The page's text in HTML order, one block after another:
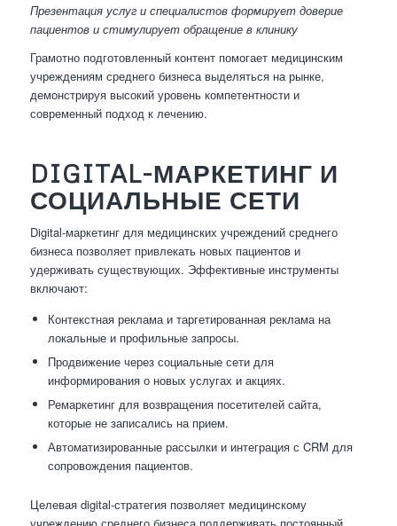
Презентация услуг и специалистов формирует доверие
пациентов и стимулирует обращение в клинику
Грамотно подготовленный контент помогает медицинским
учреждениям среднего бизнеса выделяться на рынке,
демонстрируя высокий уровень компетентности и
современный подход к лечению.
DIGITAL-МАРКЕТИНГ И
СОЦИАЛЬНЫЕ СЕТИ
Digital-маркетинг для медицинских учреждений среднего
бизнеса позволяет привлекать новых пациентов и
удерживать существующих. Эффективные инструменты
включают:
Контекстная реклама и таргетированная реклама на
локальные и профильные запросы.
Продвижение через социальные сети для
информирования о новых услугах и акциях.
Ремаркетинг для возвращения посетителей сайта,
которые не записались на прием.
Автоматизированные рассылки и интеграция с CRM для
сопровождения пациентов.
Целевая digital-стратегия позволяет медицинскому